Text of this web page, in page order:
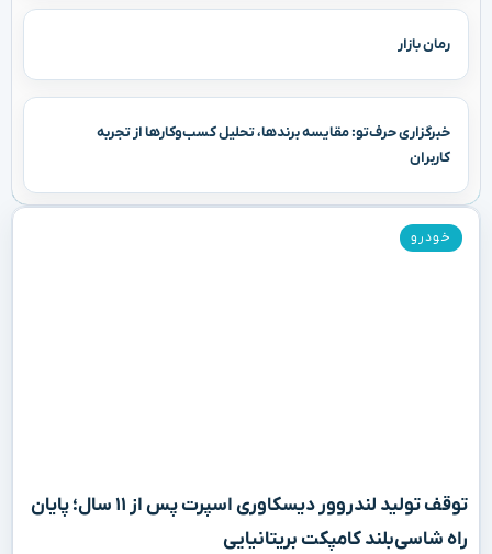
رمان بازار
خبرگزاری حرف‌تو: مقایسه برندها، تحلیل کسب‌وکارها از تجربه
کاربران
توقف تولید لندروور دیسکاوری اسپرت پس از ۱۱ سال؛ پایان
راه شاسی‌بلند کامپکت بریتانیایی
خودرو